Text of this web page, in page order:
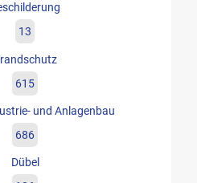
13
615
und Anlagenbau
686
Dübel